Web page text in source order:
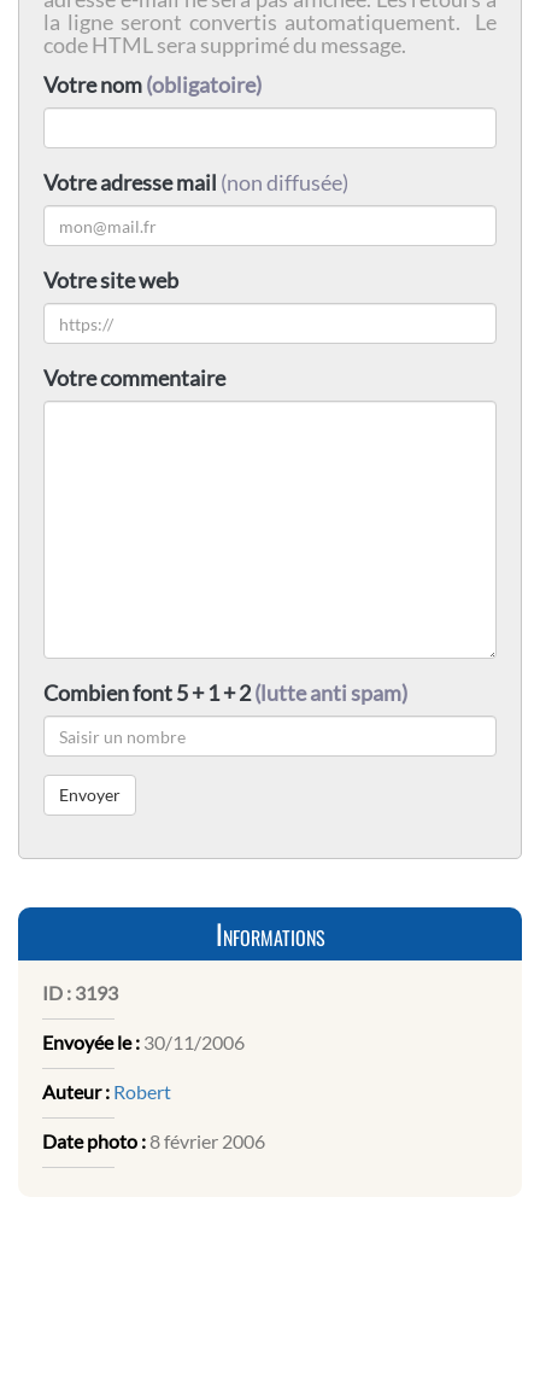
la ligne seront convertis automatiquement. Le
code HTML sera supprimé du message.
Votre nom(obligatoire)
Votre adresse mail (non diffusée)
Votre site web
Votre commentaire
Combien font 5 + 1 + 2(lutte anti spam)
Informations
ID : 3193
Envoyée le : 30/11/2006
Auteur : Robert
Date photo :8 février 2006